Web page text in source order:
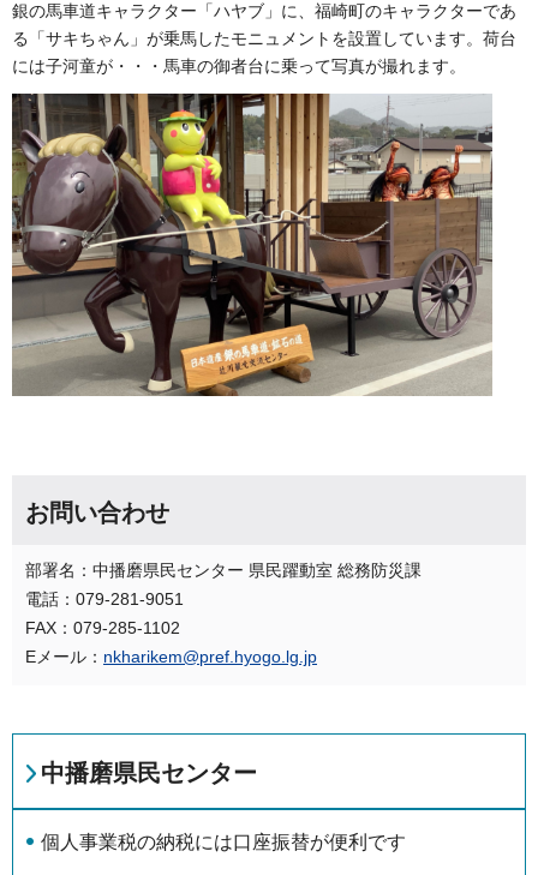
銀の馬車道キャラクター「ハヤブ」に、福崎町のキャラクターであ
る「サキちゃん」が乗馬したモニュメントを設置しています。荷台
には子河童が・・・馬車の御者台に乗って写真が撮れます。
お問い合わせ
部署名：中播磨県民センター 県民躍動室 総務防災課
電話：079-281-9051
FAX：079-285-1102
Eメール： nkharikem@pref.hyogo.lg.jp
中播磨県民センター
個⼈事業税の納税には口座振替が便利です